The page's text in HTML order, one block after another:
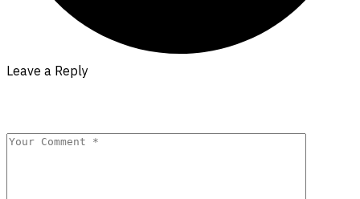
Leave a Reply